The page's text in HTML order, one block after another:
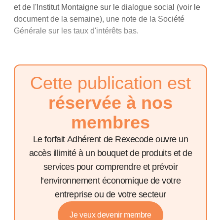
et de l'Institut Montaigne sur le dialogue social (voir le
document de la semaine), une note de la Société
Générale sur les taux d'intérêts bas.
Cette publication est
réservée à nos
membres
Le forfait Adhérent de Rexecode ouvre un
accès illimité à un bouquet de produits et de
services pour comprendre et prévoir
l’environnement économique de votre
entreprise ou de votre secteur
Je veux devenir membre